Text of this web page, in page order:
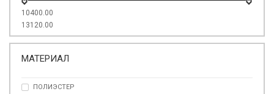
10400.00
13120.00
МАТЕРИАЛ
ПОЛИЭСТЕР